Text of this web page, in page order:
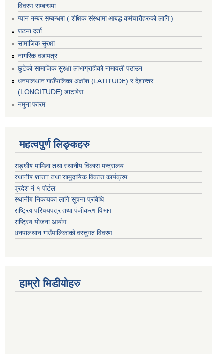
विवरण सम्बन्धमा
प्यान नम्बर सम्बन्धमा ( शैक्षिक संस्थामा आबद्ध कर्मचारीहरुको लागि )
घटना दर्ता
सामाजिक सुरक्षा
नागरिक वडापत्र
छुटेको सामाजिक सुरक्षा लाभाग्राहीको नामावली पठाउन
धनपालथान गाउँपालिका अक्षांश (LATITUDE) र देशान्तर
(LONGITUDE) डाटाबेस
नमुना फारम
महत्वपुर्ण लिङ्कहरु
सङ्घीय मामिला तथा स्थानीय विकास मन्त्रालय
स्थानीय शासन तथा सामुदायिक विकास कार्यक्रम
प्रदेश नं १ पोर्टल
स्थानीय निकायका लागि सूचना प्रबिधि
राष्ट्रिय परिचयपत्र तथा पंजीकरण विभाग
राष्ट्रिय योजना आयोग
धनपालथान गाउँपालिकाको वस्तुगत विवरण
हाम्रो भिडीयोहरु